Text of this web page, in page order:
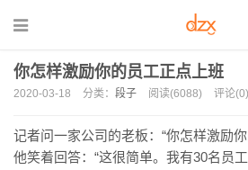
你怎样激励你的员工正点上班
2020-03-18 分类： 段子 阅读(6088) 评论(0)
记者问一家公司的老板：“你怎样激励
他笑着回答：“这很简单。我有30名员